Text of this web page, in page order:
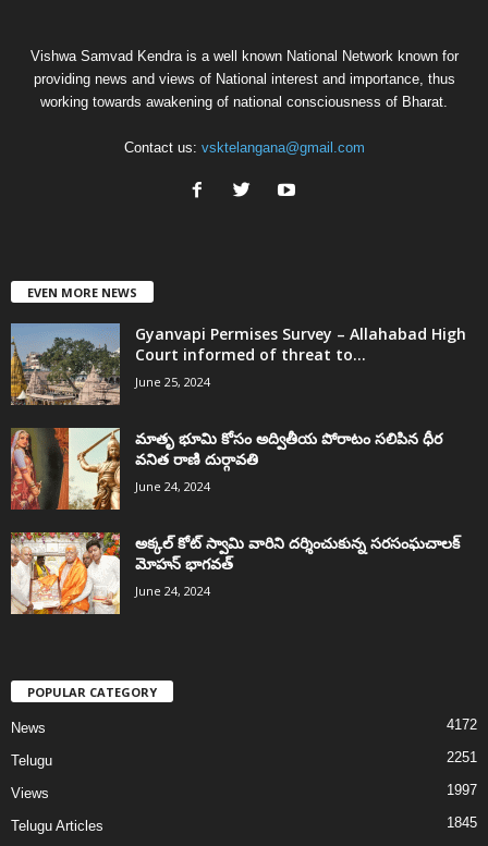
Vishwa Samvad Kendra is a well known National Network known for
providing news and views of National interest and importance, thus
working towards awakening of national consciousness of Bharat.
Contact us: vsktelangana@gmail.com
EVEN MORE NEWS
Gyanvapi Permises Survey – Allahabad High
Court informed of threat to...
June 25, 2024
మాతృ భూమి కోసం అద్వితీయ పోరాటం సలిపిన ధీర
వనిత రాణి దుర్గావతి
June 24, 2024
అక్కల్‌ కోట్‌ స్వామి వారిని దర్శించుకున్న సరసంఘచాలక్
మోహన్ భాగవత్
June 24, 2024
POPULAR CATEGORY
News 4172
Telugu 2251
Views 1997
Telugu Articles 1845